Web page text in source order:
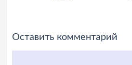
Оставить комментарий